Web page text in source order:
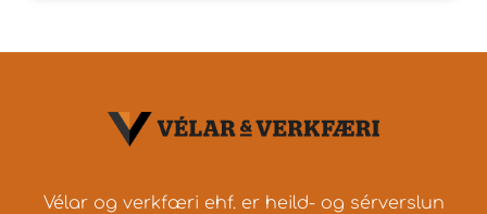
Vélar og verkfæri ehf. er heild- og sérverslun